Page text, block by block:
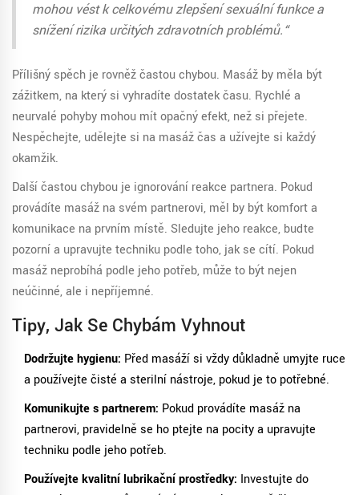
mohou vést k celkovému zlepšení sexuální funkce a
snížení rizika určitých zdravotních problémů.“
Přílišný spěch je rovněž častou chybou. Masáž by měla být
zážitkem, na který si vyhradíte dostatek času. Rychlé a
neurvalé pohyby mohou mít opačný efekt, než si přejete.
Nespěchejte, udělejte si na masáž čas a užívejte si každý
okamžik.
Další častou chybou je ignorování reakce partnera. Pokud
provádíte masáž na svém partnerovi, měl by být komfort a
komunikace na prvním místě. Sledujte jeho reakce, buďte
pozorní a upravujte techniku podle toho, jak se cítí. Pokud
masáž neprobíhá podle jeho potřeb, může to být nejen
neúčinné, ale i nepříjemné.
Tipy, Jak Se Chybám Vyhnout
Dodržujte hygienu: Před masáží si vždy důkladně umyjte ruce
a používejte čisté a sterilní nástroje, pokud je to potřebné.
Komunikujte s partnerem: Pokud provádíte masáž na
partnerovi, pravidelně se ho ptejte na pocity a upravujte
techniku podle jeho potřeb.
Používejte kvalitní lubrikační prostředky: Investujte do